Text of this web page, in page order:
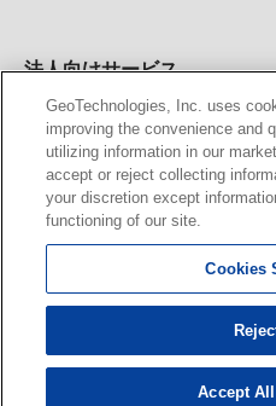
法人向けサービス
法人向け地図・位置情報サービス
図API Windows PC向け地図開
サービス
MAP WORLD+ トリ
カーナビ地図更新サービス
MapFan スマートメンバーズ
KENWOOD MapFan Club
GeoTechnologies, Inc. uses
improving the convenience and
utilizing information in our
accept or reject collecting
your discretion except
functioning of our site.
Cookies
Accept